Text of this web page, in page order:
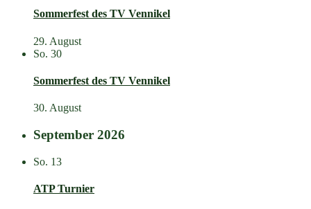
Sommerfest des TV Vennikel
29. August
So. 30
Sommerfest des TV Vennikel
30. August
September 2026
So. 13
ATP Turnier